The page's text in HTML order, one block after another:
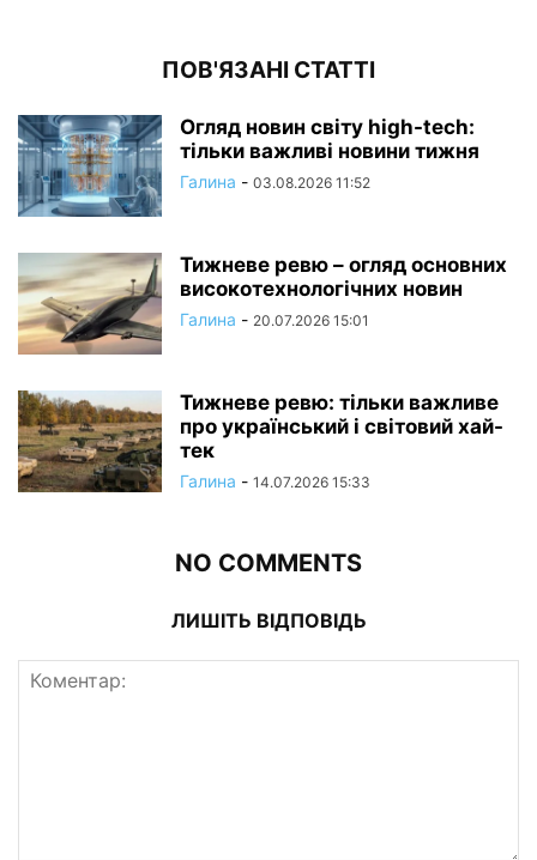
ПОВ'ЯЗАНІ СТАТТІ
Огляд новин світу high-tech:
тільки важливі новини тижня
Галина - 03.08.2026 11:52
Тижневе ревю – огляд основних
високотехнологічних новин
Галина - 20.07.2026 15:01
Тижневе ревю: тільки важливе
про український і світовий хай-
тек
Галина - 14.07.2026 15:33
NO COMMENTS
ЛИШІТЬ ВІДПОВІДЬ